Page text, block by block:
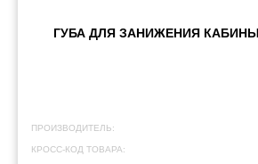
ГУБА ДЛЯ ЗАНИЖЕНИЯ КАБИНЫ
ПРОИЗВОДИТЕЛЬ:
КРОСС-КОД ТОВАРА: